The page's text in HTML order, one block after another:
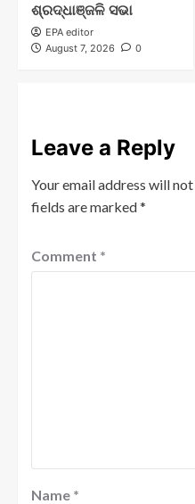
ଶ୍ରଦ୍ଧାଞ୍ଜଳି ସଭା
EPA editor
August 7, 2026
0
Leave a Reply
Your email address will
fields are marked*
Comment *
Name *